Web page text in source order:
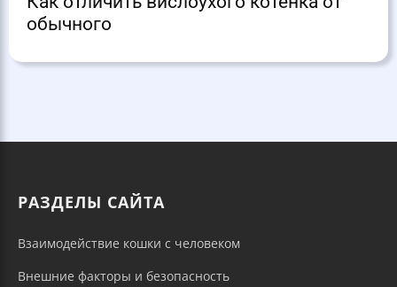
обычного
РАЗДЕЛЫ САЙТА
Взаимодействие кошки с человеком
Внешние факторы и безопасность